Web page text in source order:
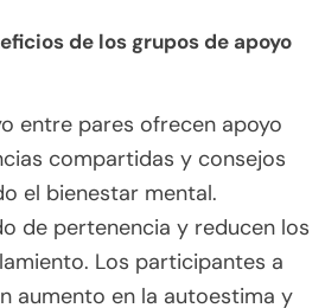
de los grupos de apoyo
entre pares ofrecen apoyo
compartidas y consejos
el bienestar mental.
de pertenencia y reducen los
Los participantes a
aumento en la autoestima y